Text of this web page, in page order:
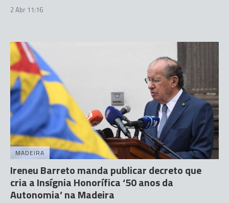
2 Abr 11:16
MADEIRA
Ireneu Barreto manda publicar decreto que
cria a Insígnia Honorífica ‘50 anos da
Autonomia’ na Madeira